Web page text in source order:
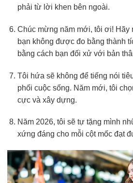
phải từ lời khen bên ngoài.
Chúc mừng năm mới, tôi ơi! Hãy
bạn không được đo bằng thành
bằng cách bạn đối xử với bản
Tôi hứa sẽ không để tiếng nói
phối cuộc sống. Năm mới, tôi
cực và xây dựng.
Năm 2026, tôi sẽ tự tặng mình
xứng đáng cho mỗi cột mốc đạt